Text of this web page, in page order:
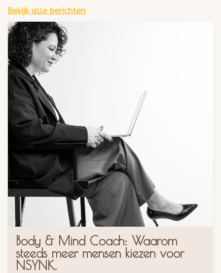
Bekijk alle berichten
Body & Mind Coach: Waarom
steeds meer mensen kiezen voor
NSYNK.